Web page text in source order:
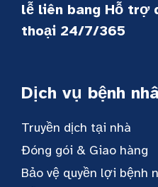
lễ liên bang Hỗ trợ
thoại 24/7/365
Dịch vụ bệnh
Truyền dịch tại nhà
Đóng gói & Giao hàng
Bảo vệ quyền lợi bệnh